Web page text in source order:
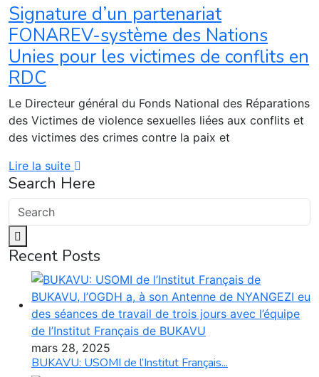
Signature d’un partenariat
FONAREV-système des Nations
Unies pour les victimes de conflits en
RDC
Le Directeur général du Fonds National des Réparations
des Victimes de violence sexuelles liées aux conflits et
des victimes des crimes contre la paix et
Lire la suite
Search Here
Recent Posts
mars 28, 2025
BUKAVU: USOMI de l’Institut Français...